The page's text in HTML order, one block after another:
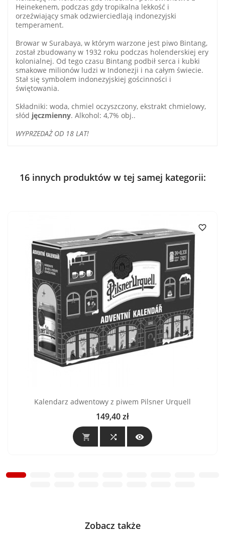
Heinekenem, podczas gdy tropikalna lekkość i
orzeźwiający smak odzwierciedlają indonezyjski
temperament.
Browar w Surabaya, w którym warzone jest piwo Bintang,
został zbudowany w 1932 roku podczas holenderskiej ery
kolonialnej. Od tego czasu Bintang podbił serca i kubki
smakowe milionów ludzi w Indonezji i na całym świecie.
Stał się symbolem indonezyjskiej gościnności i
świętowania.
Składniki: woda, chmiel oczyszczony, ekstrakt chmielowy,
słód jęczmienny. Alkohol: 4,7% obj..
WYPRZEDAŻ OD 18 LAT!
16 innych produktów w tej samej kategorii:

Kalendarz adwentowy z piwem Pilsner Urquell
Cena
149,40 zł
  
Zobacz także